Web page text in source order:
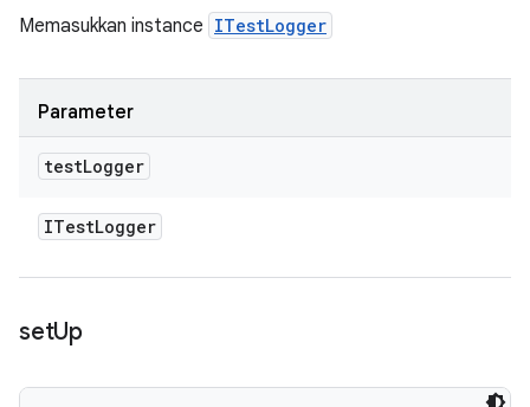
Memasukkan instance ITestLogger
Parameter
testLogger
ITestLogger
setUp